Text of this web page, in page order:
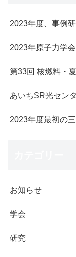
2023年度、事例
2023年原子力学
第33回 核燃料・
あいちSR光セン
2023年度最初の
お知らせ
学会
研究